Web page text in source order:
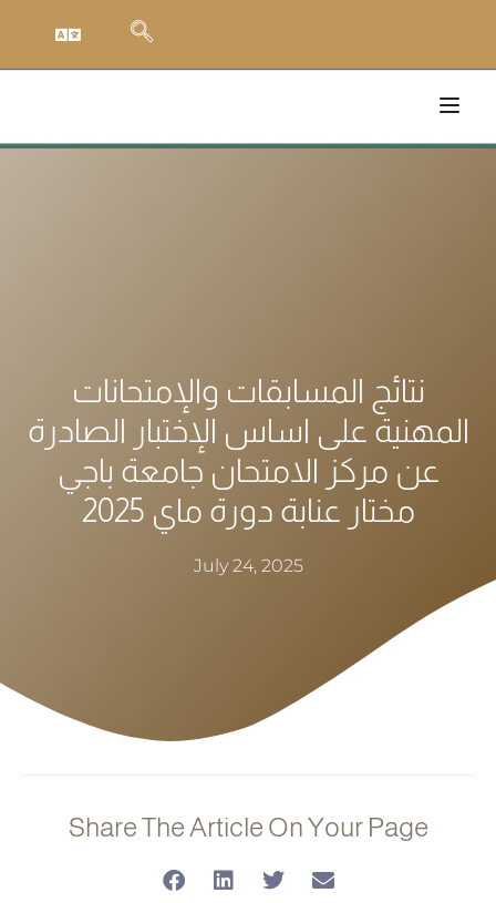
نتائج المسابقات والإمتحانات
المهنية على اساس الإختبار الصادرة
عن مركز الامتحان جامعة باجي
مختار عنابة دورة ماي 2025
July 24, 2025
Share The Article On Your Page